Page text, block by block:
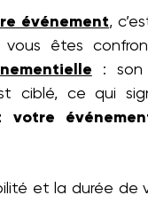
événement,
vous êtes
: son
ciblé, ce qui
et la durée